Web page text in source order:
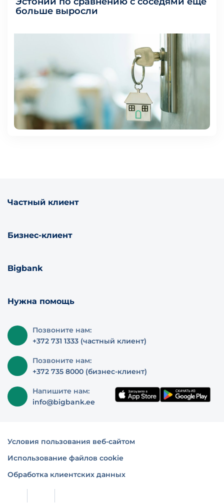
больше выросли
Частный клиент
Бизнес-клиент
Bigbank
Нужна помощь
Позвоните нам:
+372 731 1333 (частный клиент)
Позвоните нам:
+372 735 8000 (бизнес-клиент)
Напишите нам:
info@bigbank.ee
Условия пользования веб-сайтом
Использование файлов cookie
Обработка клиентских данных